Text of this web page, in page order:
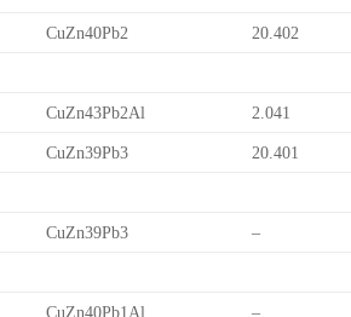
CuZn40Pb2 20.402
CuZn43Pb2Al 2.041
CuZn39Pb3 20.401
CuZn39Pb3 –
CuZn40Pb1Al –